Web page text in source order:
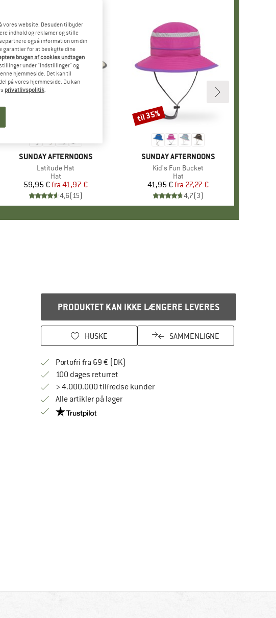
MÆRKE
SUNDAY AFTERNOONS
Artikel
Latitude Hat
Produktgruppe
Hat
Pris
59,95 € Nedsat pris
fra 41,97 €
4,6(15)
MÆRKE
SUNDAY AFTERNOONS
Artikel
Kid's Fun Bucket
Produktgruppe
Hat
Pris
41,95 € Nedsat pris
fra 27,27 €
4,7(3)
Rabat
til 35%
PRODUKTET KAN IKKE LÆNGERE LEVERES
HUSKE SAMMENLIGNE
Portofri fra 69 € (DK)
100 dages returretGå til returretten her Åbnes i en infoboks
> 4.000.000 tilfredse kunder
Alle artikler på lager
Vi er Trustpilot-certificeret - oplysningerne får du
vores website. Desuden tilbyder
indhold og reklamer og stille
også information om din
garantier for at beskytte dine
brugen af cookies undtagen
under "Indstillinger" og
hjemmeside. Det kan til
på vores hjemmeside. Du kan
privatlivspolitik.